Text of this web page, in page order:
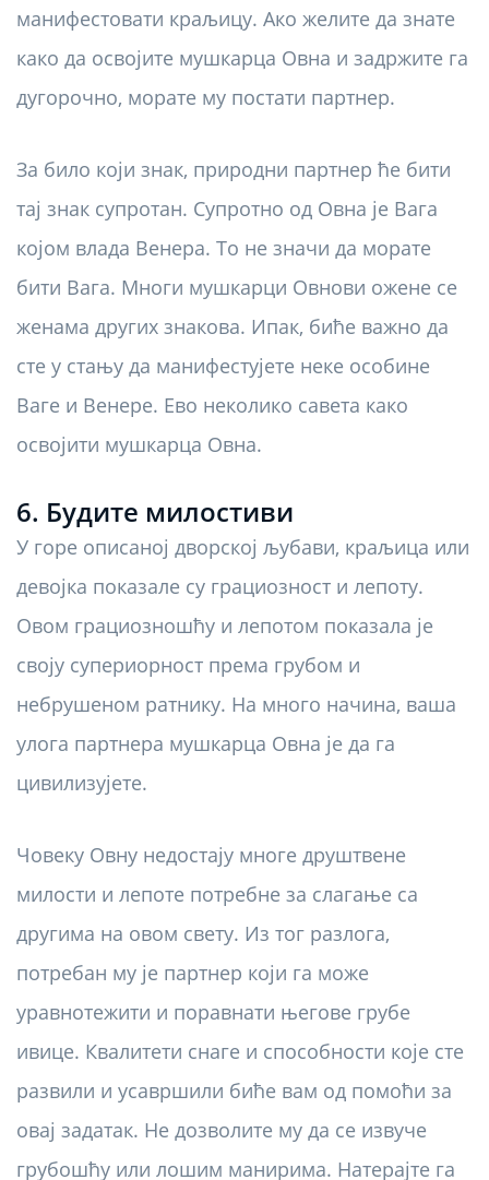
манифестовати краљицу. Ако желите да знате
како да освојите мушкарца Овна и задржите га
дугорочно, морате му постати партнер.
За било који знак, природни партнер ће бити
тај знак супротан. Супротно од Овна је Вага
којом влада Венера. То не значи да морате
бити Вага. Многи мушкарци Овнови ожене се
женама других знакова. Ипак, биће важно да
сте у стању да манифестујете неке особине
Ваге и Венере. Ево неколико савета како
освојити мушкарца Овна.
6. Будите милостиви
У горе описаној дворској љубави, краљица или
девојка показале су грациозност и лепоту.
Овом грациозношћу и лепотом показала је
своју супериорност према грубом и
небрушеном ратнику. На много начина, ваша
улога партнера мушкарца Овна је да га
цивилизујете.
Човеку Овну недостају многе друштвене
милости и лепоте потребне за слагање са
другима на овом свету. Из тог разлога,
потребан му је партнер који га може
уравнотежити и поравнати његове грубе
ивице. Квалитети снаге и способности које сте
развили и усавршили биће вам од помоћи за
овај задатак. Не дозволите му да се извуче
грубошћу или лошим манирима. Натерајте га